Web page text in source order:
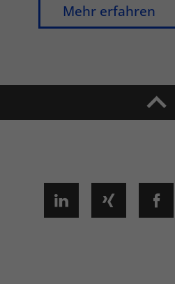
Mehr erfahren